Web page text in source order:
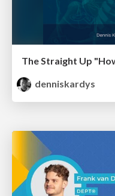
The Straight Up
denniskardys